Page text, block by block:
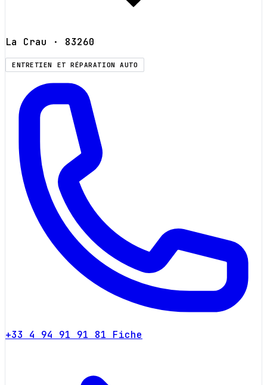
La Crau · 83260
ENTRETIEN ET RÉPARATION AUTO
+33 4 94 91 91 81 Fiche